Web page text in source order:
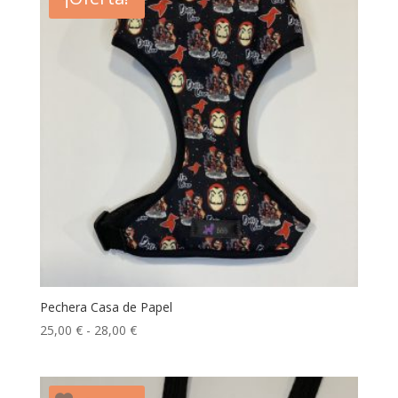
Pechera Casa de Papel
25,00 € - 28,00 €Rango
desde